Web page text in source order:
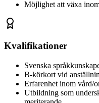
Möjlighet att växa
Kvalifikationer
Svenska
B-körkort vid
Erfarenhet inom vård/
Utbildning som